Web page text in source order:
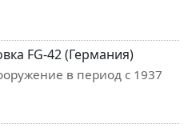
FG-42 (Германия)
в период с 1937